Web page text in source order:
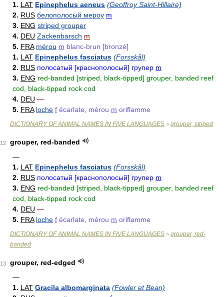
1. LAT Epinephelus aeneus (Geoffroy Saint-Hillaire)
2. RUS белополосый мероу m
3. ENG striped grouper
4. DEU Zackenbarsch m
5. FRA mérou m blanc-brun [bronzé]
1. LAT Epinephelus fasciatus (Forsskål)
2. RUS полосатый [краснополосый] групер m
3. ENG red-banded [striped, black-tipped] grouper, banded reef
cod, black-tipped rock cod
4. DEU —
5. FRA loche f écarlate, mérou m oriflamme
DICTIONARY OF ANIMAL NAMES IN FIVE LANGUAGES > grouper, striped
12
grouper, red-banded
—
1. LAT Epinephelus fasciatus (Forsskål)
2. RUS полосатый [краснополосый] групер m
3. ENG red-banded [striped, black-tipped] grouper, banded reef
cod, black-tipped rock cod
4. DEU —
5. FRA loche f écarlate, mérou m oriflamme
DICTIONARY OF ANIMAL NAMES IN FIVE LANGUAGES > grouper, red-
banded
13
grouper, red-edged
—
1. LAT Gracila albomarginata (Fowler et Bean)